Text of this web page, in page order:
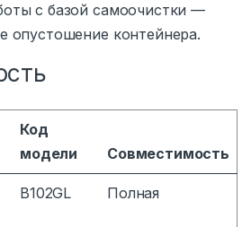
с базой самоочистки —
опустошение контейнера.
Код
модели
Совместимость
B102GL Полная